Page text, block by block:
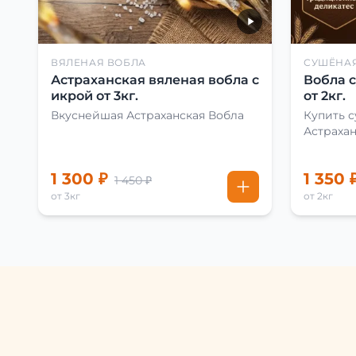
ВЯЛЕНАЯ ВОБЛА
Астраханская вяленая вобла с
икрой от 3кг.
Вкуснейшая Астраханская Вобла
1 300 ₽ 1 450 ₽
от 3кг
Вобла
от 2кг.
Купить
1 350
от 2кг